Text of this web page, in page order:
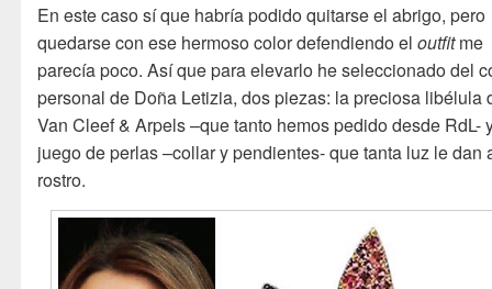
En este caso sí que habría podido quitarse el abrigo, pero
quedarse con ese hermoso color defendiendo eloutfitme
parecía poco. Así que para elevarlo he seleccionado del
personal de Doña Letizia, dos piezas: la preciosa libélula
Van Cleef & Arpels –que tanto hemos pedido desde RdL-
juego de perlas –collar y pendientes- que tanta luz le dan
rostro.